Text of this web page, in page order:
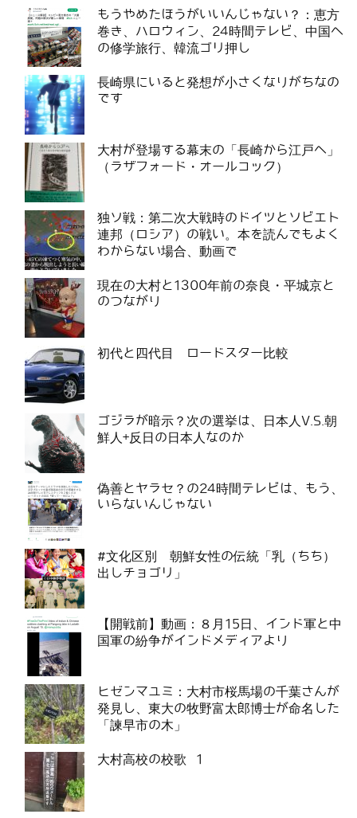
もうやめたほうがいいんじゃない？：恵方
巻き、ハロウィン、24時間テレビ、中国へ
の修学旅行、韓流ゴリ押し
長崎県にいると発想が小さくなりがちなの
です
大村が登場する幕末の「長崎から江戸へ」
（ラザフォード・オールコック）
独ソ戦：第二次大戦時のドイツとソビエト
連邦（ロシア）の戦い。本を読んでもよく
わからない場合、動画で
現在の大村と1300年前の奈良・平城京と
のつながり
初代と四代目 ロードスター比較
ゴジラが暗示？次の選挙は、日本人V.S.朝
鮮人+反日の日本人なのか
偽善とヤラセ？の24時間テレビは、もう、
いらないんじゃない
#文化区別 朝鮮女性の伝統「乳（ちち）
出しチョゴリ」
【開戦前】動画：８月15日、インド軍と中
国軍の紛争がインドメディアより
ヒゼンマユミ：大村市桜馬場の千葉さんが
発見し、東大の牧野富太郎博士が命名した
「諫早市の木」
大村高校の校歌 1